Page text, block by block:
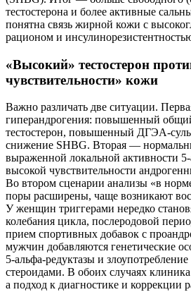
тестостерона и более активные
понятна связь жирной кожи с
рационом и
«Высокий» тестостерон
чувствительности» кожи
Важно различать две ситуации.
гиперандрогения: повышенный
тестостерон, повышенный
снижение SHBG. Вторая —
выраженной локальной активности
высокой чувствительности
Во втором сценарии анализы «в
поры расширены, чаще возникают
У женщин триггерами нередко
колебания цикла, послеродовой
прием спортивных добавок с
мужчин добавляются генетические
5‑альфа‑редуктазы и
стероидами. В обоих случаях
а подход к диагностике и коррекции